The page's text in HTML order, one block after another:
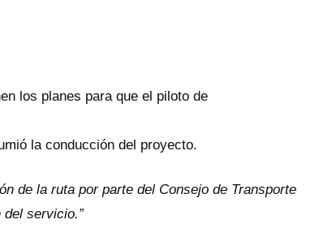
los planes para que el piloto de
la conducción del proyecto.
de la ruta por parte del Consejo de Transporte
servicio.”